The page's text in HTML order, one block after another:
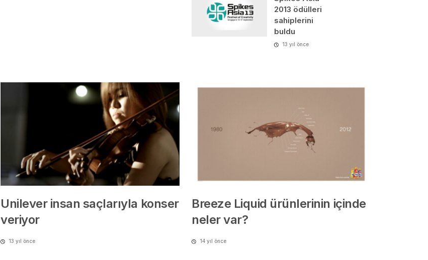
2013 ödülleri
sahiplerini
buldu
13 yıl önce
Unilever insan saçlarıyla konser
veriyor
13 yıl önce
Breeze Liquid ürünlerinin içinde
neler var?
14 yıl önce